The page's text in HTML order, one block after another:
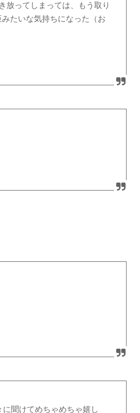
放ってしまっては、もう取り
たいな気持ちになった（お
聞けてめちゃめちゃ嬉し